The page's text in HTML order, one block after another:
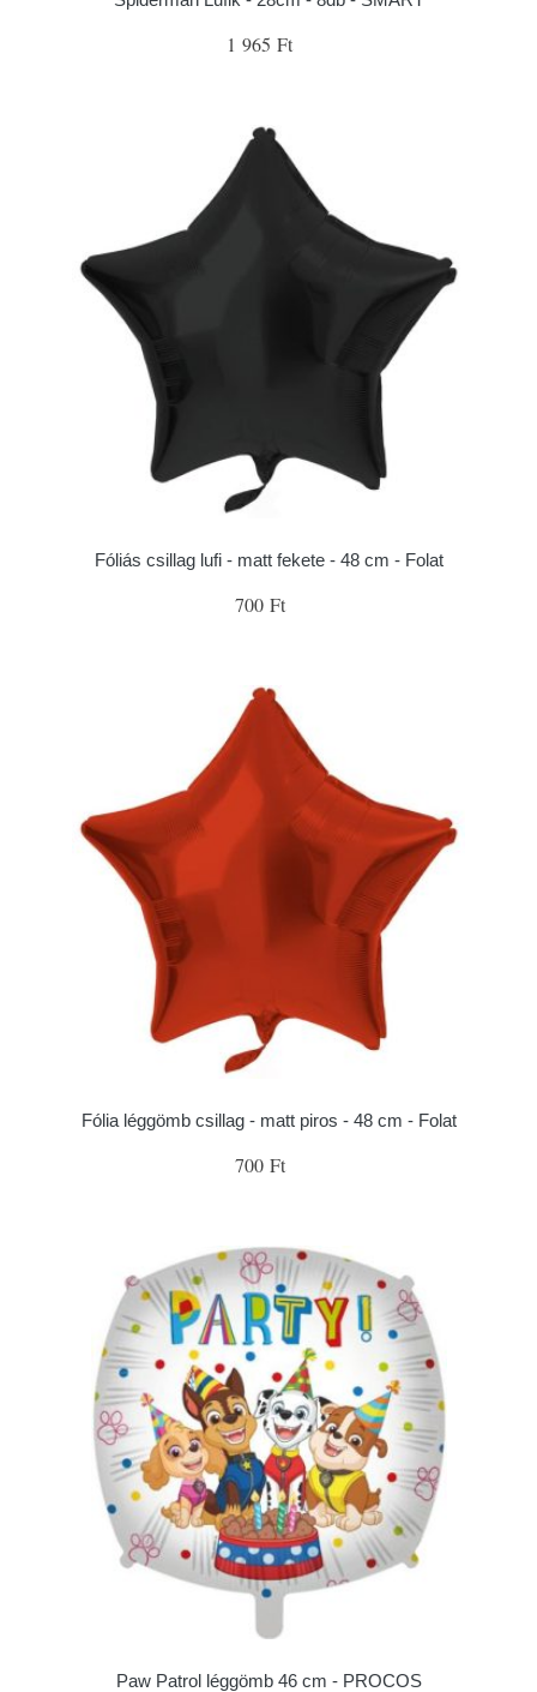
1 965 Ft
Fóliás csillag lufi - matt fekete - 48 cm - Folat
700 Ft
Fólia léggömb csillag - matt piros - 48 cm - Folat
700 Ft
Paw Patrol léggömb 46 cm - PROCOS